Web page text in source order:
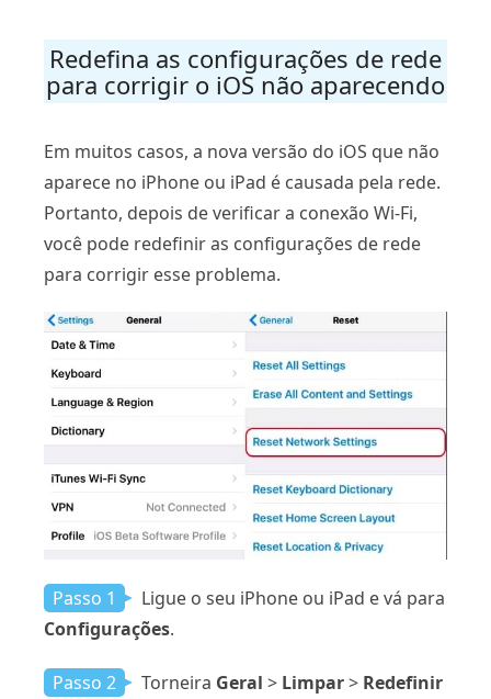
Redefina as configurações de rede
para corrigir o iOS não aparecendo
Em muitos casos, a nova versão do iOS que não
aparece no iPhone ou iPad é causada pela rede.
Portanto, depois de verificar a conexão Wi-Fi,
você pode redefinir as configurações de rede
para corrigir esse problema.
Passo 1
Ligue o seu iPhone ou iPad e vá para
Configurações.
Passo 2 Torneira Geral > Limpar> Redefinir